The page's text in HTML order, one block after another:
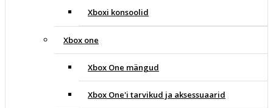
Xboxi konsoolid
Xbox one
Xbox One mängud
Xbox One'i tarvikud ja aksessuaarid